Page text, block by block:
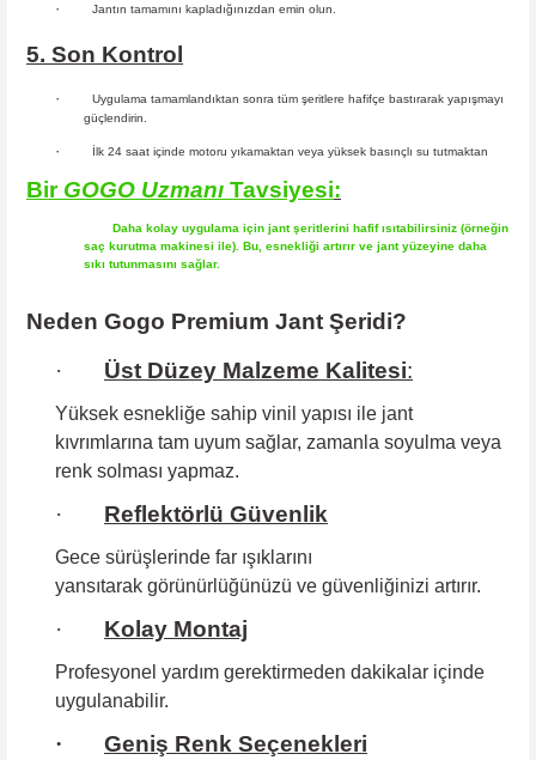
· Jantın tamamını kapladığınızdan emin olun.
5. Son Kontrol
·
Uygulama tamamlandıktan sonra tüm şeritlere hafifçe bastırarak yapışmayı
güçlendirin.
· İlk 24 saat içinde motoru yıkamaktan veya yüksek basınçlı su tutmaktan
Bir GOGO Uzmanı Tavsiyesi:
Daha kolay uygulama için jant şeritlerini hafif ısıtabilirsiniz (örneğin
saç kurutma makinesi ile). Bu, esnekliği artırır ve jant yüzeyine daha
sıkı tutunmasını sağlar.
Neden Gogo Premium Jant Şeridi?
·
Üst Düzey Malzeme Kalitesi:
Yüksek esnekliğe sahip vinil yapısı ile jant
kıvrımlarına tam uyum sağlar, zamanla soyulma veya
renk solması yapmaz.
· Reflektörlü Güvenlik
Gece sürüşlerinde far ışıklarını
yansıtarak görünürlüğünüzü ve güvenliğinizi artırır.
· Kolay Montaj
Profesyonel yardım gerektirmeden dakikalar içinde
uygulanabilir.
· Geniş Renk Seçenekleri